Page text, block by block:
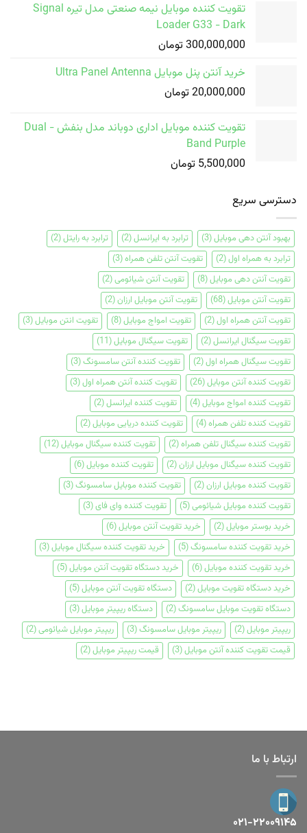
تقویت کننده موبایل نیمه صنعتی مدل تیره Signal
Loader G33 - Dark
300,000,000 تومان
خرید آنتن پنل موبایل Ultra Panel Antenna
20,000,000 تومان
تقویت کننده موبایل اداری دوباند مدل بنفش - Dual
Band Purple
5,500,000 تومان
دسترسی سریع
بهبود آنتن دهی موبایل(3) ترابرد به ایرانسل(2) ترابرد به رایتل(2)
ترابرد به همراه اول(2) تقویت آنتن تلفن همراه(3)
تقویت آنتن دهی موبایل(8) تقویت آنتن شیائومی(2)
تقویت آنتن موبایل(68) تقویت آنتن موبایل ارزان(2)
تقویت آنتن همراه اول(2) تقویت امواج موبایل(8) تقویت انتن موبایل(3)
تقویت سیگنال ایرانسل(2) تقویت سیگنال موبایل(11)
تقویت سیگنال همراه اول(2) تقویت کننده آنتن سامسونگ(3)
تقویت کننده آنتن موبایل(26) تقویت کننده آنتن همراه اول(3)
تقویت کننده امواج موبایل(4) تقویت کننده ایرانسل(2)
تقویت کننده تلفن همراه(4) تقویت کننده دریایی موبایل(2)
تقویت کننده سیگنال تلفن همراه(2) تقویت کننده سیگنال موبایل(12)
تقویت کننده سیگنال موبایل ارزان(2) تقویت کننده موبایل(6)
تقویت کننده موبایل ارزان(2) تقویت کننده موبایل سامسونگ(3)
تقویت کننده موبایل شیائومی(5) تقویت کننده وای فای(3)
خرید بوستر موبایل(2) خرید تقویت آنتن موبایل(6)
خرید تقویت کننده سامسونگ(5) خرید تقویت کننده سیگنال موبایل(3)
خرید تقویت کننده موبایل(6) خرید دستگاه تقویت آنتن موبایل(5)
خرید دستگاه تقویت موبایل(2) دستگاه تقویت آنتن موبایل(5)
دستگاه تقویت موبایل سامسونگ(2) دستگاه ریپیتر موبایل(3)
ریپیتر موبایل(2) ریپیتر موبایل سامسونگ(3) ریپیتر موبایل شیائومی(2)
قیمت تقویت کننده آنتن موبایل(3) قیمت ریپیتر موبایل(2)
ارتباط با ما
۰۲۱-۲۲۰۰۹۱۴۵